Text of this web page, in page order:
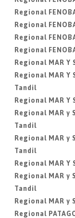
Regional
Regional
Regional
Regional
Regional MAR Y
Regional MAR Y
Tandil
Regional MAR Y
Regional MAR y
Tandil
Regional MAR y
Tandil
Regional MAR Y
Regional MAR y
Tandil
Regional MAR y
Regional